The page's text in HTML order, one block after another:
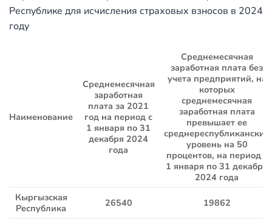
Республике для исчисления страховых взносов в 2024
году
Наименование
Среднемесячная
заработная
плата за 2021
год на период с
1 января по 31
декабря 2024
года
Среднемесячная
заработная плата без
учета предприятий, на
которых
среднемесячная
заработная плата
превышает ее
среднереспубликанский
уровень на 50
процентов, на период с
1 января по 31 декабря
2024 года
Кыргызская
Республика
26540 19862